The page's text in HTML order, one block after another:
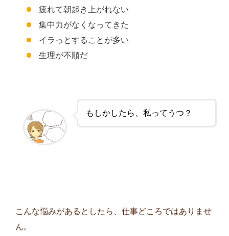
疲れて朝起き上がれない
集中力がなくなってきた
イラっとすることが多い
生理が不順だ
もしかしたら、私ってうつ？
こんな悩みがあるとしたら、仕事どころではありませ
ん。